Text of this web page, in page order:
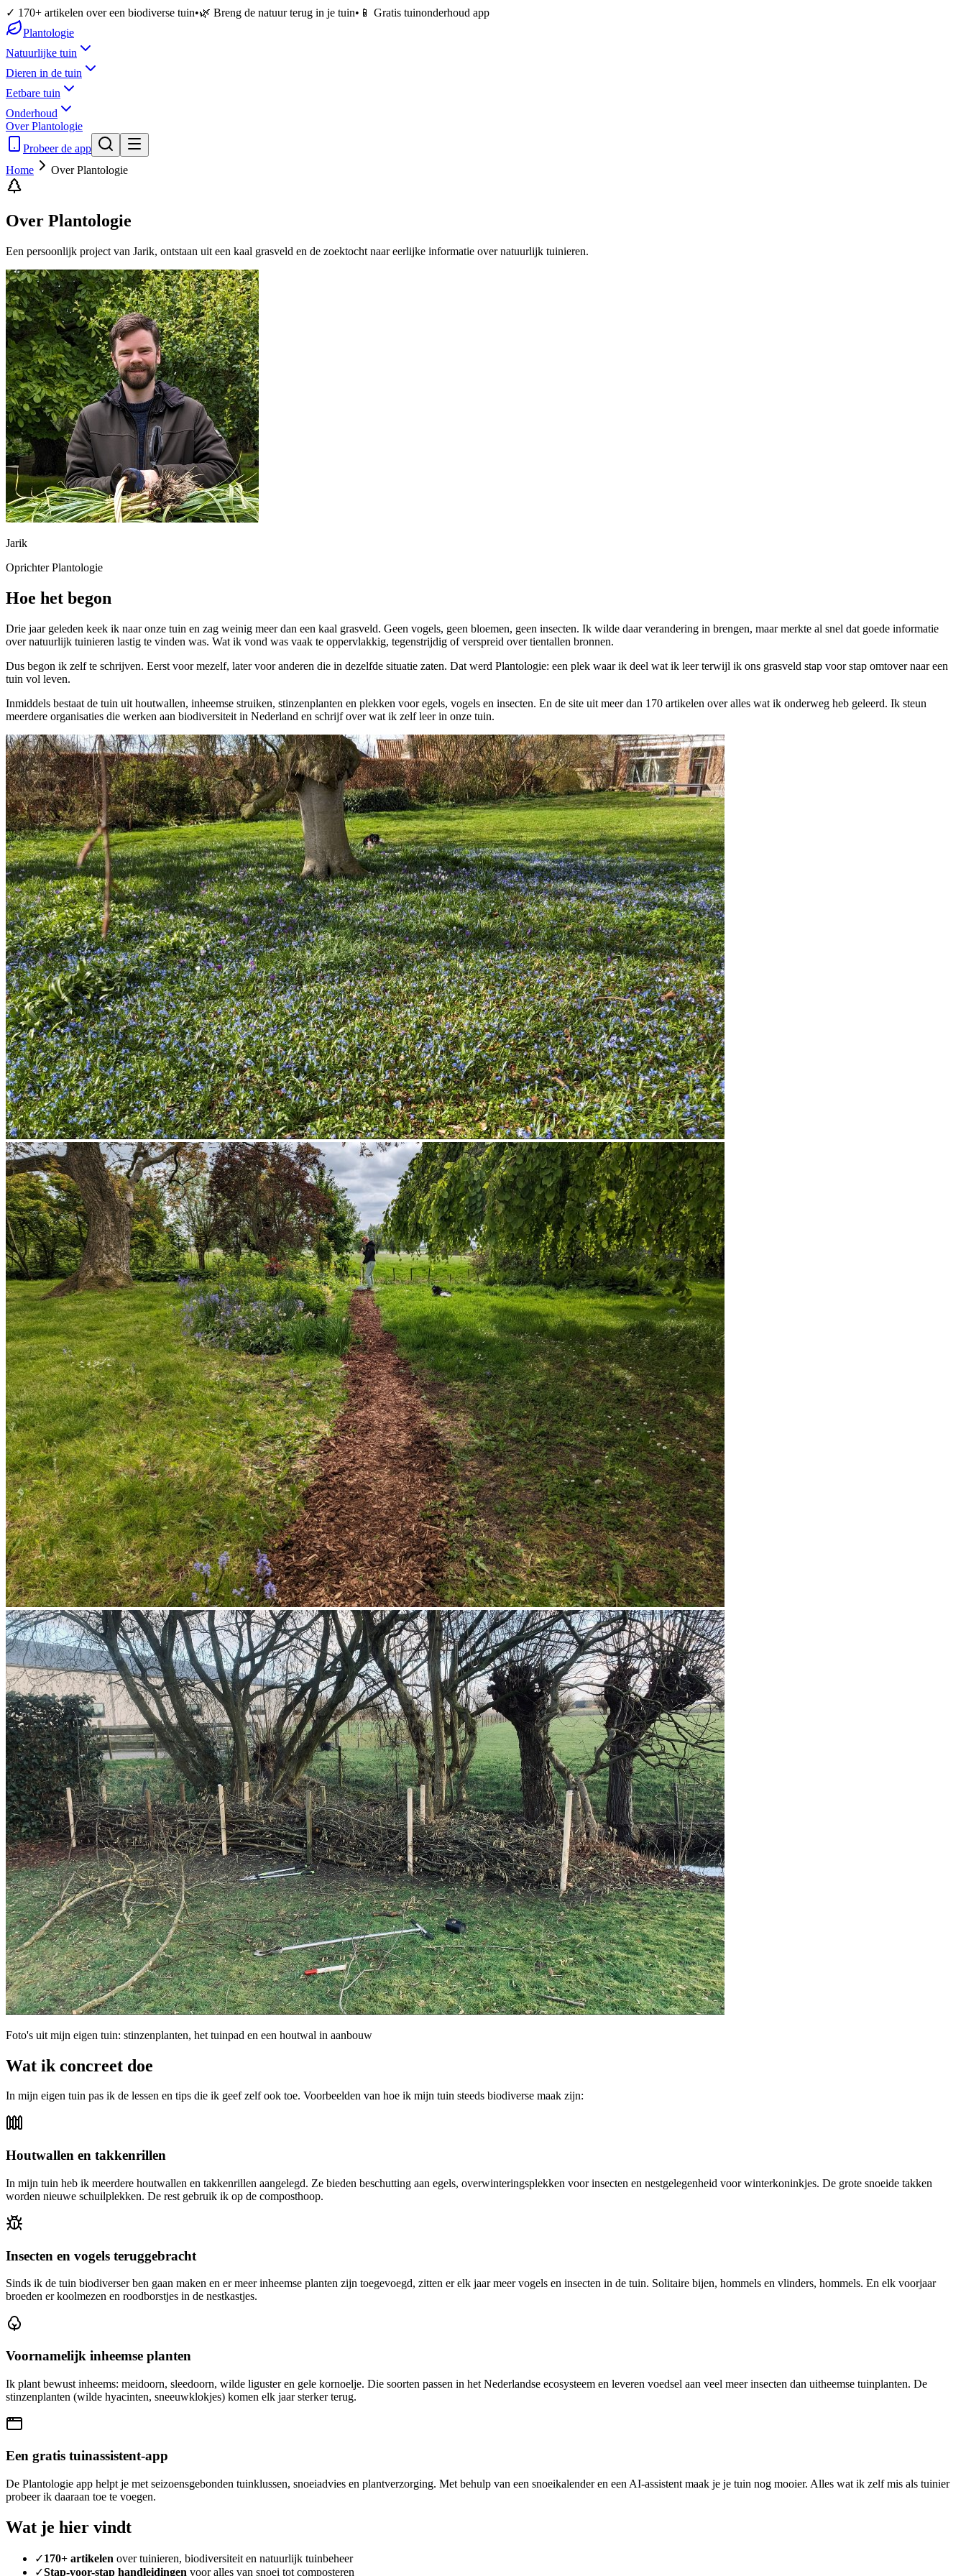
✓ 170+ artikelen over een biodiverse tuin•🌿 Breng de natuur terug in je tuin• 📱 Gratis tuinonderhoud app
Plantologie
Natuurlijke tuin
Dieren in de tuin
Eetbare tuin
Onderhoud
Over Plantologie
Probeer de app
Home
Over Plantologie
Over Plantologie
Een persoonlijk project van Jarik, ontstaan uit een kaal grasveld en de zoektocht naar eerlijke informatie over natuurlijk tuinieren.
Jarik
Oprichter Plantologie
Hoe het begon
Drie jaar geleden keek ik naar onze tuin en zag weinig meer dan een kaal grasveld. Geen vogels, geen bloemen, geen insecten. Ik wilde daar verandering in brengen, maar merkte al snel dat goede informatie
over natuurlijk tuinieren lastig te vinden was. Wat ik vond was vaak te oppervlakkig, tegenstrijdig of verspreid over tientallen bronnen.
Dus begon ik zelf te schrijven. Eerst voor mezelf, later voor anderen die in dezelfde situatie zaten. Dat werd Plantologie: een plek waar ik deel wat ik leer terwijl ik ons grasveld stap voor stap omtover naar een
tuin vol leven.
Inmiddels bestaat de tuin uit houtwallen, inheemse struiken, stinzenplanten en plekken voor egels, vogels en insecten. En de site uit meer dan 170 artikelen over alles wat ik onderweg heb geleerd. Ik steun
meerdere organisaties die werken aan biodiversiteit in Nederland en schrijf over wat ik zelf leer in onze tuin.
Foto's uit mijn eigen tuin: stinzenplanten, het tuinpad en een houtwal in aanbouw
Wat ik concreet doe
In mijn eigen tuin pas ik de lessen en tips die ik geef zelf ook toe. Voorbeelden van hoe ik mijn tuin steeds biodiverse maak zijn:
Houtwallen en takkenrillen
In mijn tuin heb ik meerdere houtwallen en takkenrillen aangelegd. Ze bieden beschutting aan egels, overwinteringsplekken voor insecten en nestgelegenheid voor winterkoninkjes. De grote snoeide takken
worden nieuwe schuilplekken. De rest gebruik ik op de composthoop.
Insecten en vogels teruggebracht
Sinds ik de tuin biodiverser ben gaan maken en er meer inheemse planten zijn toegevoegd, zitten er elk jaar meer vogels en insecten in de tuin. Solitaire bijen, hommels en vlinders, hommels. En elk voorjaar
broeden er koolmezen en roodborstjes in de nestkastjes.
Voornamelijk inheemse planten
Ik plant bewust inheems: meidoorn, sleedoorn, wilde liguster en gele kornoelje. Die soorten passen in het Nederlandse ecosysteem en leveren voedsel aan veel meer insecten dan uitheemse tuinplanten. De
stinzenplanten (wilde hyacinten, sneeuwklokjes) komen elk jaar sterker terug.
Een gratis tuinassistent-app
De Plantologie app helpt je met seizoensgebonden tuinklussen, snoeiadvies en plantverzorging. Met behulp van een snoeikalender en een AI-assistent maak je je tuin nog mooier. Alles wat ik zelf mis als tuinier
probeer ik daaraan toe te voegen.
Wat je hier vindt
✓170+ artikelen over tuinieren, biodiversiteit en natuurlijk tuinbeheer
✓Stap-voor-stap handleidingen voor alles van snoei tot composteren